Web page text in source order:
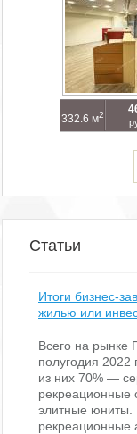
332.6 м2
Статьи
Итоги бизнес-
жилью или
Всего на рынке
полугодия 2022
из них 70% —
рекреационные
элитные юниты.
рекреационные